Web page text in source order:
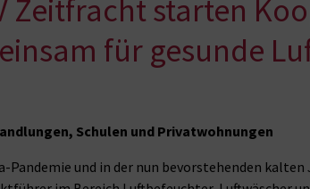
Zeitfracht starten
für gesunde
Schulen und Privatwohnungen
Pandemie und in der nun bevorstehenden